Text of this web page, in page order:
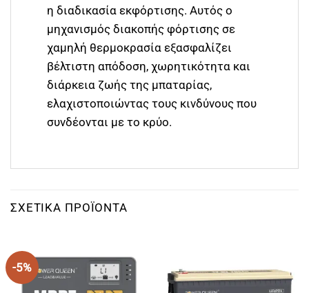
η διαδικασία εκφόρτισης. Αυτός ο
μηχανισμός διακοπής φόρτισης σε
χαμηλή θερμοκρασία εξασφαλίζει
βέλτιστη απόδοση, χωρητικότητα και
διάρκεια ζωής της μπαταρίας,
ελαχιστοποιώντας τους κινδύνους που
συνδέονται με το κρύο.
ΣΧΕΤΙΚΆ ΠΡΟΪΌΝΤΑ
-5%